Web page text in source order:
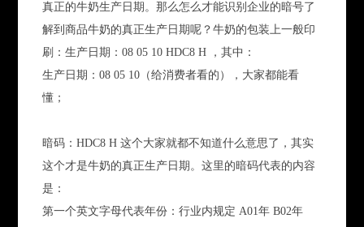
真正的牛奶生产日期。那么怎么才能识别企业的暗号了
解到商品牛奶的真正生产日期呢？牛奶的包装上一般印
刷：生产日期：08 05 10 HDC8 H ，其中：
生产日期：08 05 10（给消费者看的），大家都能看
懂；
暗码：HDC8 H 这个大家就都不知道什么意思了，其实
这个才是牛奶的真正生产日期。这里的暗码代表的内容
是：
第一个英文字母代表年份：行业内规定 A01年 B02年